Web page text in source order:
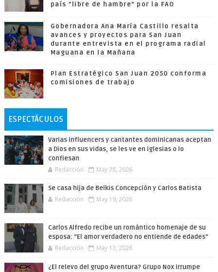
país "libre de hambre" por la FAO
Gobernadora Ana María Castillo resalta
avances y proyectos para San Juan
durante entrevista en el programa radial
Maguana en la Mañana
Plan Estratégico San Juan 2050 conforma
comisiones de trabajo
ESPECTÁCULOS
Varias influencers y cantantes dominicanas aceptan
a Dios en sus vidas, se les ve en iglesias o lo
confiesan
Redacción May 28, 2026
Se casa hija de Belkis Concepción y Carlos Batista
Redacción May 19, 2026
Carlos Alfredo recibe un romántico homenaje de su
esposa: “El amor verdadero no entiende de edades”
Redacción May 13, 2026
¿El relevo del grupo Aventura? Grupo Nox irrumpe